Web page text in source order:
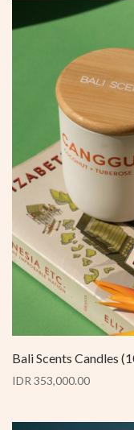
Bali Scents Candles
IDR 353,000.00